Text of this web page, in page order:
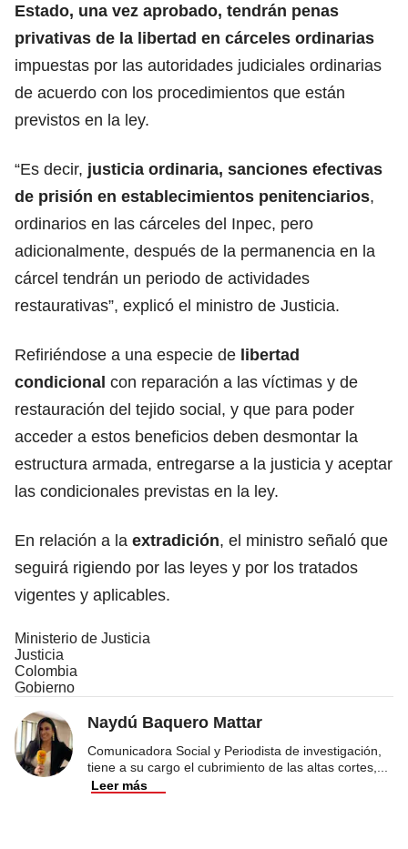
Estado, una vez aprobado, tendrán penas
privativas de la libertad en cárceles ordinarias
impuestas por las autoridades judiciales ordinarias
de acuerdo con los procedimientos que están
previstos en la ley.
“Es decir, justicia ordinaria, sanciones efectivas
de prisión en establecimientos penitenciarios,
ordinarios en las cárceles del Inpec, pero
adicionalmente, después de la permanencia en la
cárcel tendrán un periodo de actividades
restaurativas”, explicó el ministro de Justicia.
Refiriéndose a una especie de libertad
condicional con reparación a las víctimas y de
restauración del tejido social, y que para poder
acceder a estos beneficios deben desmontar la
estructura armada, entregarse a la justicia y aceptar
las condicionales previstas en la ley.
En relación a la extradición, el ministro señaló que
seguirá rigiendo por las leyes y por los tratados
vigentes y aplicables.
Ministerio de Justicia
Justicia
Colombia
Gobierno
Naydú Baquero Mattar
Comunicadora Social y Periodista de investigación,
tiene a su cargo el cubrimiento de las altas cortes,
Leer más